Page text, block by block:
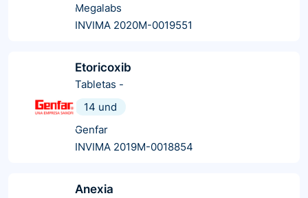
Megalabs
INVIMA 2020M-0019551
Etoricoxib
Tabletas -
14 und
Genfar
INVIMA 2019M-0018854
Anexia